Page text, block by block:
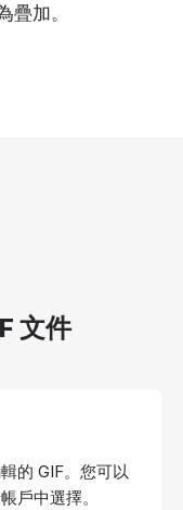
疊加。
文件
的 GIF。您可以
戶中選擇。